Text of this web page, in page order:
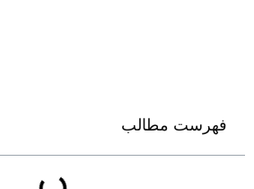
فهرست مطالب